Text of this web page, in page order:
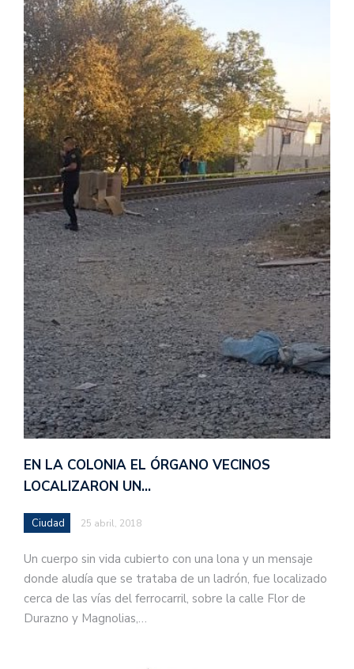
EN LA COLONIA EL ÓRGANO VECINOS
LOCALIZARON UN…
Ciudad 25 abril, 2018
Un cuerpo sin vida cubierto con una lona y un mensaje
donde aludía que se trataba de un ladrón, fue localizado
cerca de las vías del ferrocarril, sobre la calle Flor de
Durazno y Magnolias,…